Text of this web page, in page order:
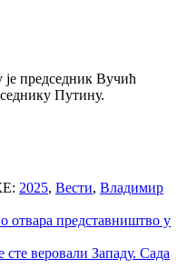
председник Вучић
Путину.
2025, Вести, Владимир
отвара представништво у
веровали Западу. Сада